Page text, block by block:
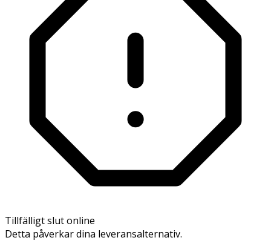
Tillfälligt slut online
Detta påverkar dina leveransalternativ.